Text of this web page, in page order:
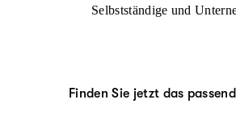
Selbstständige und
Finden Sie jetzt das